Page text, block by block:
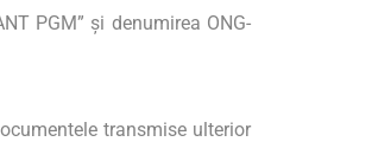
PGM” și denumirea ONG-
transmise ulterior